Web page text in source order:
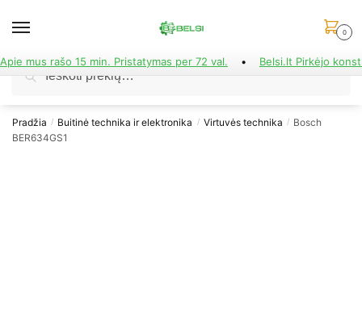
Ieškoti:
0
Pradžia / Buitinė technika ir elektronika / Virtuvės technika / Bosch
BER634GS1
Apie mus rašo 15 min. Pristatymas per 72 val. • Belsi.lt Pirkėjo